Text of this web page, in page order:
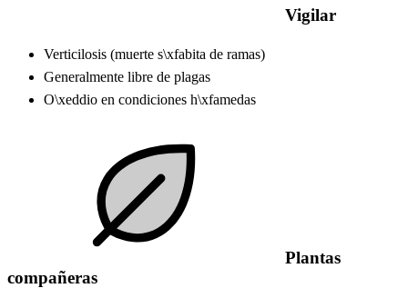
Vigilar
Verticilosis (muerte s\xfabita de ramas)
Generalmente libre de plagas
O\xeddio en condiciones h\xfamedas
Plantas
compañeras